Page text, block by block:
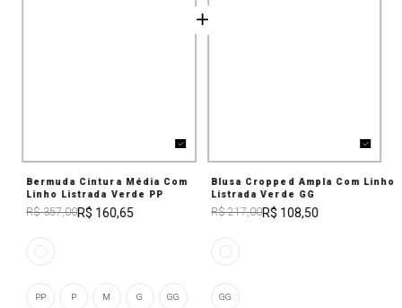
Bermuda Cintura Média Com
Linho Listrada Verde PP
R$ 357,00R$ 160,65
G GG
M
P
PP
Blusa Cropped Ampla Com Linho
Listrada Verde GG
R$ 217,00R$ 108,50
GG